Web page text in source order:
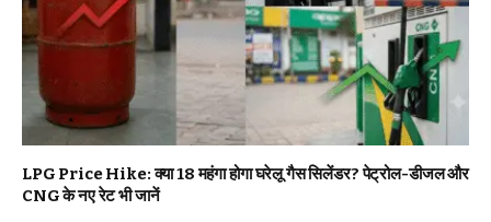
LPG Price Hike: क्या ₹18 महंगा होगा घरेलू गैस सिलेंडर? पेट्रोल-डीजल और
CNG के नए रेट भी जानें